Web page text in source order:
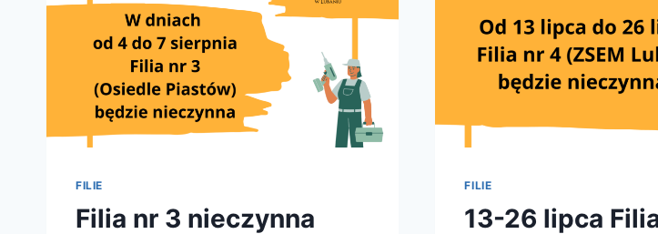
FILIE
Filia nr 3 nieczynna
FILIE
13-26 lipca